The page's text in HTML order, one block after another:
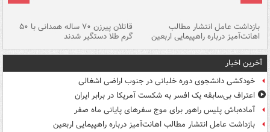
بازداشت عامل انتشار مطالب
اهانت‌آمیز درباره راهپیمایی اربعین
قاتلان پیرزن ۷۰ ساله همدانی با ۵۰
گرم طلا دستگیر شدند
آخرین اخبار
خودکشی دانشجوی دوره خلبانی در جنوب اراضی اشغالی
اعتراف بی‌سابقه یک افسر به شکست آمریکا در برابر ایران
آماده‌باش پلیس راهور برای موج سفرهای پایانی ماه صفر
بازداشت عامل انتشار مطالب اهانت‌آمیز درباره راهپیمایی اربعین